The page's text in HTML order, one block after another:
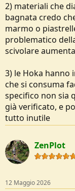
2) materiali che
bagnata credo
marmo o
problematico
scivolare
3) le Hoka hanno
che si consuma
specifico non sia
già verificato, e
tutto inutile
ZenPlot
12 Maggio 2026